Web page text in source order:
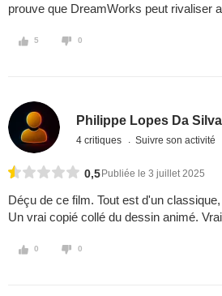
prouve que DreamWorks peut rivaliser
5 0
Philippe Lopes Da Silva
4 critiques Suivre son activité
0,5 Publiée le 3 juillet 2025
Déçu de ce film. Tout est d'un
Un vrai copié collé du dessin animé.
0 0